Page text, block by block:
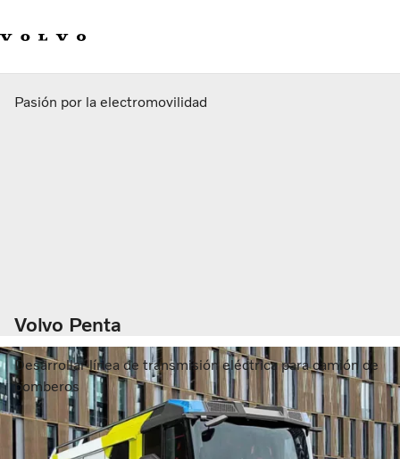
Innovación
Carreras
Pasión por la electromovilidad
Volvo Penta
Desarrollar línea de transmisión eléctrica para camión de
bomberos